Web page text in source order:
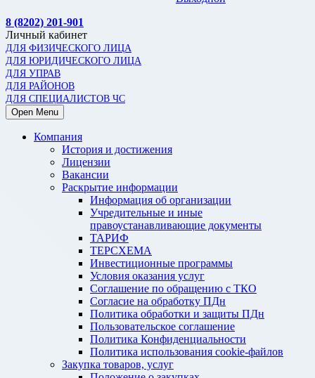
8 (8202) 201-901
Личный кабинет
ДЛЯ ФИЗИЧЕСКОГО ЛИЦА
ДЛЯ ЮРИДИЧЕСКОГО ЛИЦА
ДЛЯ УПРАВ
ДЛЯ РАЙОНОВ
ДЛЯ СПЕЦИАЛИСТОВ ЧС
Open Menu
Компания
История и достижения
Лицензии
Вакансии
Раскрытие информации
Информация об организации
Учредительные и иные
правоустанавливающие документы
ТАРИФ
ТЕРСХЕМА
Инвестиционные программы
Условия оказания услуг
Соглашение по обращению с ТКО
Согласие на обработку ПДн
Политика обработки и защиты ПДн
Пользовательское соглашение
Политика Конфиденциальности
Политика использования cookie-файлов
Закупка товаров, услуг